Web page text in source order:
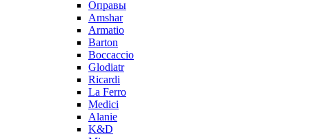
Оправы
Amshar
Armatio
Barton
Boccaccio
Glodiatr
Ricardi
La Ferro
Medici
Alanie
K&D